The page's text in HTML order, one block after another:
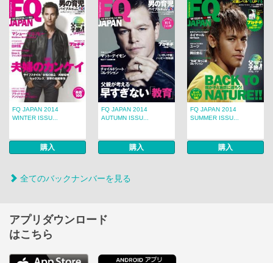
FQ JAPAN 2014
WINTER ISSU...
購入
FQ JAPAN 2014
AUTUMN ISSU...
購入
FQ JAPAN 2014
SUMMER ISSU...
購入
全てのバックナンバーを見る
アプリダウンロード
はこちら